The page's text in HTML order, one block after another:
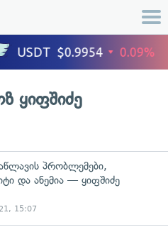
ყიფშიძე
პრობლემები,
და ანემია — ყიფშიძე
15:07